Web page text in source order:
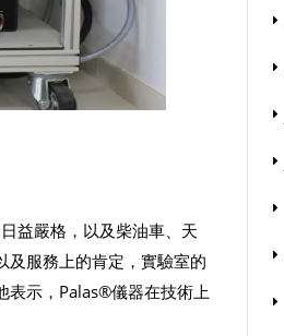
益嚴格，以及柴油車、天
服務上的肯定，實驗室的
表示，Palas®儀器在技術上